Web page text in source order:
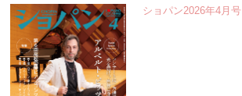
ショパン2026年4月号